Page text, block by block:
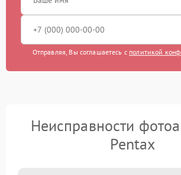
Отправляя, Вы соглашаетесь с политикой
Неисправности
Pentax